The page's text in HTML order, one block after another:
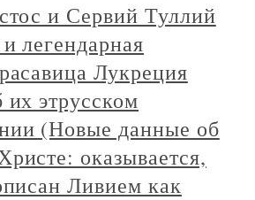
и Сервий Туллий
легендарная
Лукреция
этрусском
(Новые данные об
оказывается,
Ливием как